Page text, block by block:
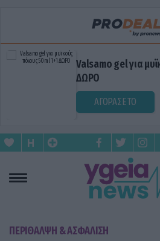
Valsamo gel για
ΔΩΡΟ
ΑΓΟΡΑΣΕ ΤΟ
ΠΕΡΙΘΑΛΨΗ & ΑΣΦΑΛΙΣΗ